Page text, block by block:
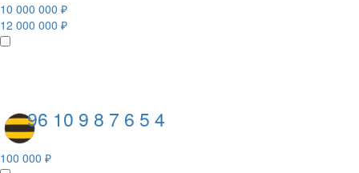
10 000 000 ₽
12 000 000 ₽
96 10 9 8 7 6 5 4
100 000 ₽